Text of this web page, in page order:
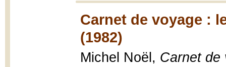
Carnet de voyage :
(1982)
Michel Noël, Carnet de